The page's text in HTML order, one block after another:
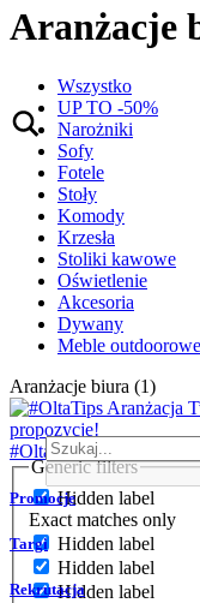
Generic filters
Hidden label
Exact matches only
Hidden label
Hidden label
Hidden label
Aranżacje
Wszystko
UP TO -50%
Narożniki
Sofy
Fotele
Stoły
Komody
Krzesła
Stoliki kawowe
Oświetlenie
Akcesoria
Dywany
Meble outdoorowe
Aranżacje biura (1)
#OltaTips Aranżacja
Promocje
Targi
Rekrutacja